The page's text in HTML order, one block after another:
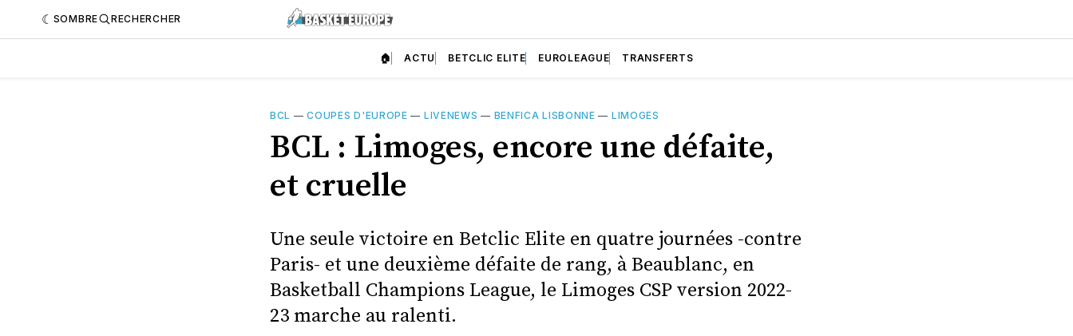
SOMBRE RECHERCHER
🏠 ACTU BETCLIC ELITE EUROLEAGUE TRANSFERTS
BCL —COUPES D'EUROPE — LIVENEWS — BENFICA LISBONNE — LIMOGES
BCL : Limoges, encore une défaite,
et cruelle
Une seule victoire en Betclic Elite en quatre journées -contre
Paris- et une deuxième défaite de rang, à Beaublanc, en
Basketball Champions League, le Limoges CSP version 2022-
23 marche au ralenti.